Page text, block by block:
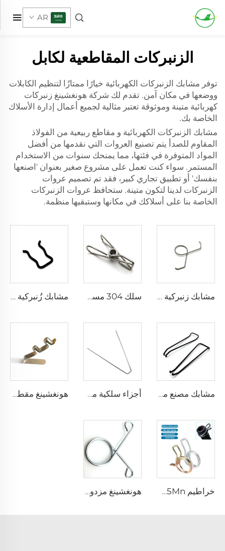
AR
الزنبركات المقاطعية لكابل
توفر مشابك الزنبركات الكهربائية خيارًا ممتازًا لتنظيم الكابلات
ووضعها في مكان آمن. تقدم لك شركة هونغشينغ زنبركات
كهربائية متينة وموثوقة تعتبر مثالية لجميع أعمال إدارة الأسلاك
الخاصة بك.
مشابك الزنبركات الكهربائية و مقاطع ربيعية من الفولاذ
المقاوم للصدأ يتم تصنيع العروات التي نقدمها من أفضل
المواد المتوفرة في فئتها، مما يمنحك سنوات من الاستخدام
المستمر. سواء كنت تعمل على مشروع صغير بعنوان 'اصنعها
بنفسك' أو تطبيق تجاري كبير، فقد تم تصميم عروات
الزنبركات لدينا لتكون متينة. ستحافظ عروات الزنبركات
الخاصة بنا على أسلاكك في مكانها وستبقيها منظمة.
مشابك زنبركية مزدوجة التواء مصنوعة من الفولاذ المقاوم للصدأ بتشكيل السلك من مصنع معتمد حسب معيار ISO سلك 304 مسمار معدني لتعليق الجوارب بنابض لولبي للاستخدام في تعليق الملابس مشابك زُنبركية على شكل حرف U مع طلاء أسود من شركة هونغشينغ، زُنبركات على شكل خاص
مشابك مصنع معتمدة بشهادة CE و ISO، زُنبركات على أشكال متنوعة، مشابك معدنية مخصصة على شكل سلك أجزاء سلكية مخصصة بأشكال مختلفة أجزاء تشكيل الأسلاك مقاطع الربيع هونغشينغ مقطع قطب خيمة مشبك ربيع زر دفع المجداف القارب مشبك الربيع الفارغة أنبوب قفل مزدوج مسمار المشبك
خراطيم 65Mn فولاذية Uxcell أسلاك مزدوجة ربيع كليب خرطوم قابل للقفل لخط الوقود أنابيب سيليكون هونغشينغ مزدوج حلزوني إضاءة خاصة شكل تواء ربيع فولاذي صلب مقاطع الربيع